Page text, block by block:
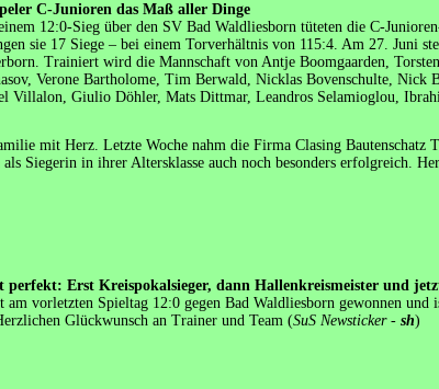
C-Junioren das Maß aller Dinge
12:0-Sieg über den SV Bad Waldliesborn tüteten die C-
sie 17 Siege – bei einem Torverhältnis von 115:4. Am 27. Juni
Trainiert wird die Mannschaft von Antje Boomgaarden,
Verone Bartholome, Tim Berwald, Nicklas Bovenschulte, Nick
Villalon, Giulio Döhler, Mats Dittmar, Leandros Selamioglou,
mit Herz. Letzte Woche nahm die Firma Clasing
Siegerin in ihrer Altersklasse auch noch besonders erfolgreich.
perfekt: Erst Kreispokalsieger, dann Hallenkreismeister und
am vorletzten Spieltag 12:0 gegen Bad Waldliesborn gewonnen
Glückwunsch an Trainer und Team (SuS Newsticker - sh)